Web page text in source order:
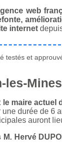
web
internet
testés et
les-Mines
le maire
durée de 6
auront
Hervé